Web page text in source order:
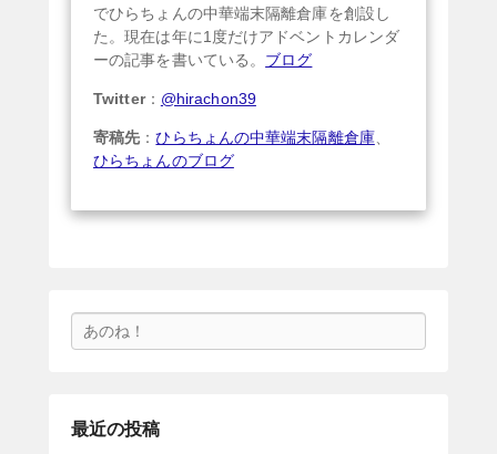
でひらちょんの中華端末隔離倉庫を創設し
た。現在は年に1度だけアドベントカレンダ
ーの記事を書いている。 ブログ
Twitter： @hirachon39
寄稿先 ：ひらちょんの中華端末隔離倉庫、
ひらちょんのブログ
索
最近の投稿